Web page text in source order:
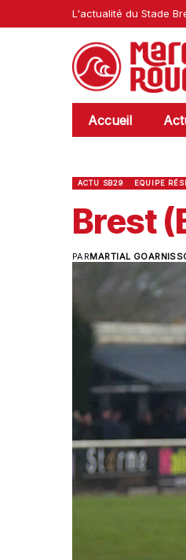
L'actualité du Stade
Accueil
ACTU SB29 EQUIPE
Brest
PARMARTIAL